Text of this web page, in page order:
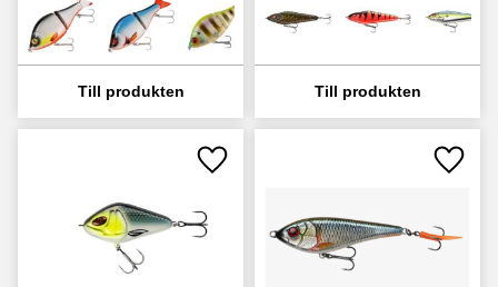
Lägg till i favoriter Lägg